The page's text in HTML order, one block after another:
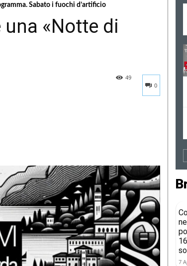
Sabato i fuochi d’artificio
una «Notte di
0
49
7